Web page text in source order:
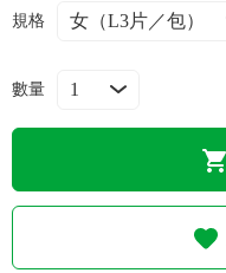
規格
數量